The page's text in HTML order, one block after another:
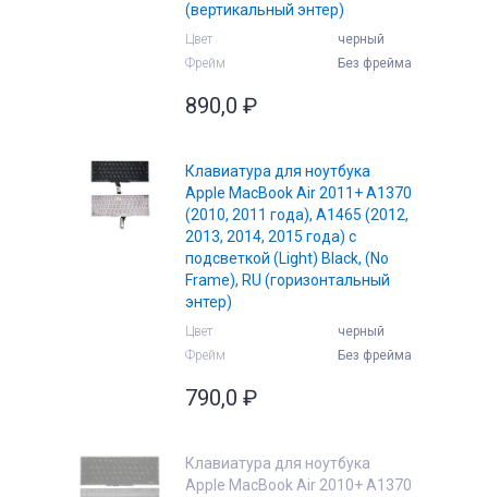
(вертикальный энтер)
Цвет
черный
Фрейм
Без фрейма
890,0 ₽
Клавиатура для ноутбука
Apple MacBook Air 2011+ A1370
(2010, 2011 года), A1465 (2012,
2013, 2014, 2015 года) с
подсветкой (Light) Black, (No
Frame), RU (горизонтальный
энтер)
Цвет
черный
Фрейм
Без фрейма
790,0 ₽
Клавиатура для ноутбука
Apple MacBook Air 2010+ A1370